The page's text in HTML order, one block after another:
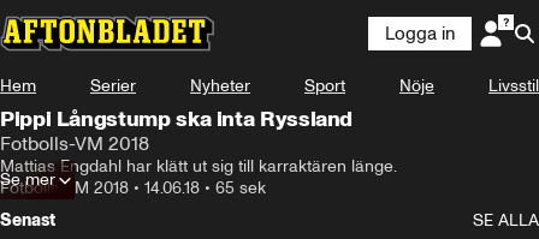
Logga in
Hem Serier Nyheter Sport Nöje Livsstil
Pippi Långstump ska inta Ryssland
Fotbolls-VM 2018
Mattias Engdahl har klätt ut sig till karraktären länge.
Fotbolls-VM 2018 • 14.06.18 • 65 sek
Se mer
Senast
SE ALLA